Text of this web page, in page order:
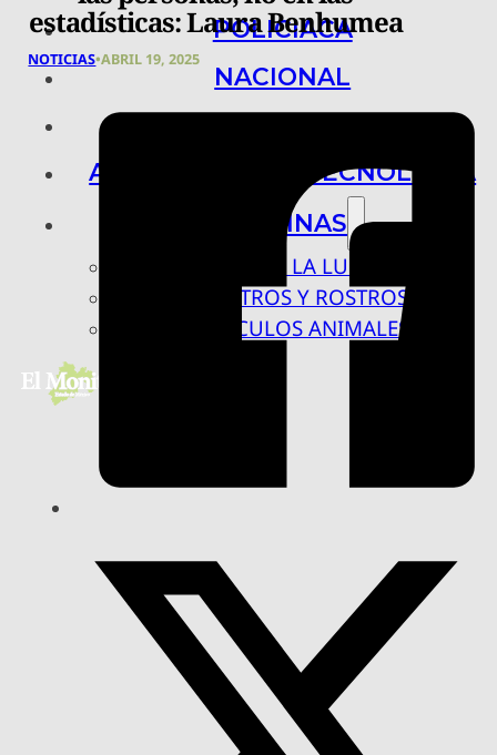
POLICIACA
NACIONAL
ARTE, CIENCIA Y TECNOLOGÍA
COLUMNAS
BAJO LA LUPA
RASTROS Y ROSTROS
VÍNCULOS ANIMALES
estadísticas: Laura Benhumea
NOTICIAS•ABRIL 19, 2025